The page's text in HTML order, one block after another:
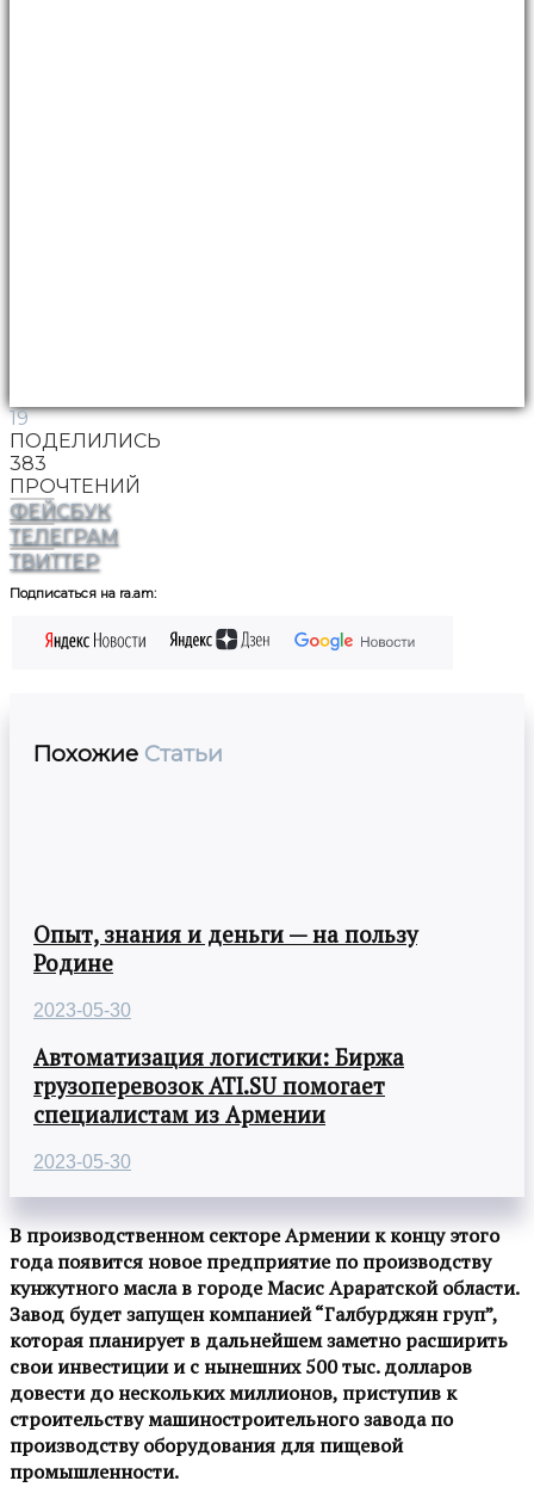
19
ПОДЕЛИЛИСЬ
383
ПРОЧТЕНИЙ
ФЕЙСБУК
ТЕЛЕГРАМ
ТВИТТЕР
Подписаться на ra.am:
Похожие Статьи
Опыт, знания и деньги — на пользу
Родине
2023-05-30
Автоматизация логистики: Биржа
грузоперевозок ATI.SU помогает
специалистам из Армении
2023-05-30
В производственном секторе Армении к концу этого
года появится новое предприятие по производству
кунжутного масла в городе Масис Араратской области.
Завод будет запущен компанией “Галбурджян груп”,
которая планирует в дальнейшем заметно расширить
свои инвестиции и с нынешних 500 тыс. долларов
довести до нескольких миллионов, приступив к
строительству машиностроительного завода по
производству оборудования для пищевой
промышленности.